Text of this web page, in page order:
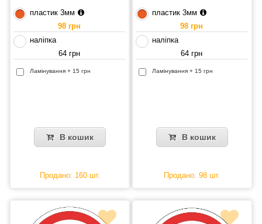
пластик 3мм
98 грн
наліпка
64 грн
Ламінування + 15 грн
В кошик
Продано: 160 шт.
пластик 3мм
98 грн
наліпка
64 грн
Ламінування + 15 грн
В кошик
Продано: 98 шт.